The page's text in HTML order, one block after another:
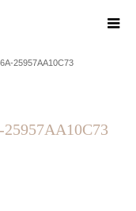
25957AA10C73